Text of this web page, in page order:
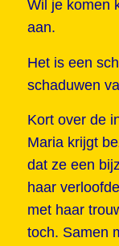
Wil je komen
aan.
Het is een
schaduwen
Kort over de
Maria krijgt
dat ze een
haar
met haar
toch. Samen